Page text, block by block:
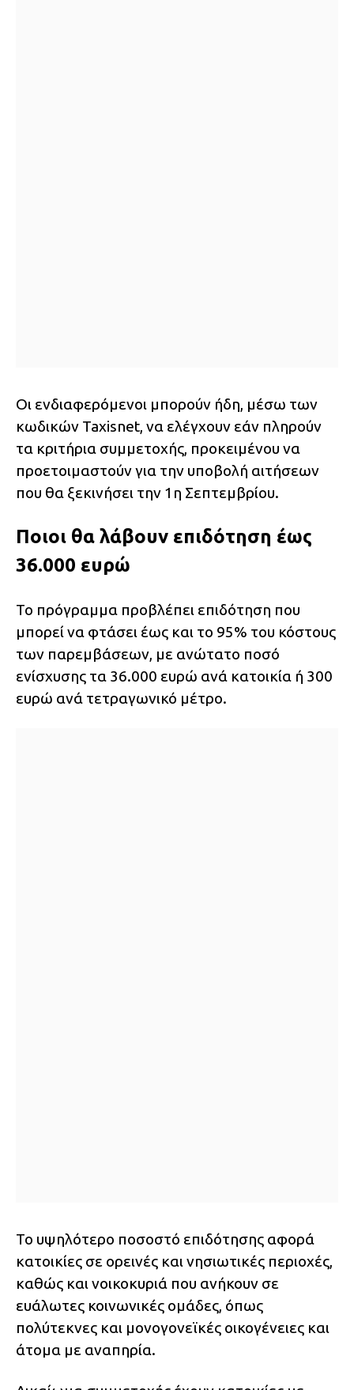
Οι ενδιαφερόμενοι μπορούν ήδη, μέσω των
κωδικών Taxisnet, να ελέγχουν εάν πληρούν
τα κριτήρια συμμετοχής, προκειμένου να
προετοιμαστούν για την υποβολή αιτήσεων
που θα ξεκινήσει την 1η Σεπτεμβρίου.
Ποιοι θα λάβουν επιδότηση έως
36.000 ευρώ
Το πρόγραμμα προβλέπει επιδότηση που
μπορεί να φτάσει έως και το 95% του κόστους
των παρεμβάσεων, με ανώτατο ποσό
ενίσχυσης τα 36.000 ευρώ ανά κατοικία ή 300
ευρώ ανά τετραγωνικό μέτρο.
Το υψηλότερο ποσοστό επιδότησης αφορά
κατοικίες σε ορεινές και νησιωτικές περιοχές,
καθώς και νοικοκυριά που ανήκουν σε
ευάλωτες κοινωνικές ομάδες, όπως
πολύτεκνες και μονογονεϊκές οικογένειες και
άτομα με αναπηρία.